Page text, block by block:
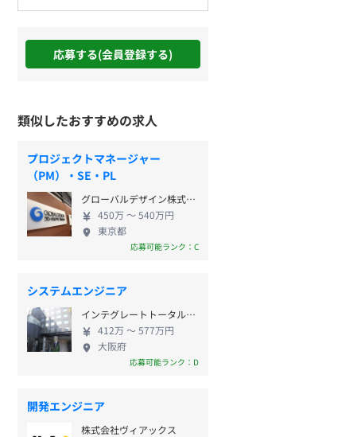
応募する(会員登録する)
類似したおすすめの求人
プロジェクトマネージャー
（PM）・SE・PL
グローバルデザイン株式会社
450万 〜 540万円
東京都
応募可能ランク：C
システムエンジニア
インテグレートトータルシステム株式会社
412万 〜 577万円
大阪府
応募可能ランク：D
開発エンジニア
株式会社ヴィアックス